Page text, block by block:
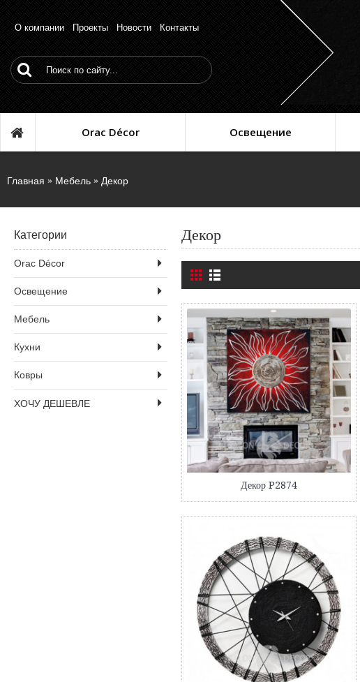
О компании Проекты Новости Контакты
Orac Décor Освещение
Главная Мебель Декор
Категории
Orac Décor
Освещение
Мебель
Кухни
Ковры
ХОЧУ ДЕШЕВЛЕ
Декор
Декор P2874